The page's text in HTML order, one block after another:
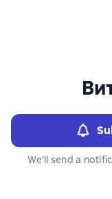
We'll send a